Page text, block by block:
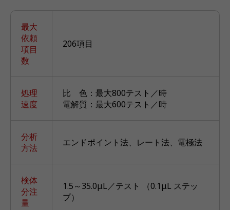
最大
依頼
項目
数
206項目
処理
速度
比 色：最大800テスト／時
電解質：最大600テスト／時
分析
方法
エンドポイント法、レート法、電極法
検体
分注
量
1.5～35.0μL／テスト （0.1μL ステッ
プ）